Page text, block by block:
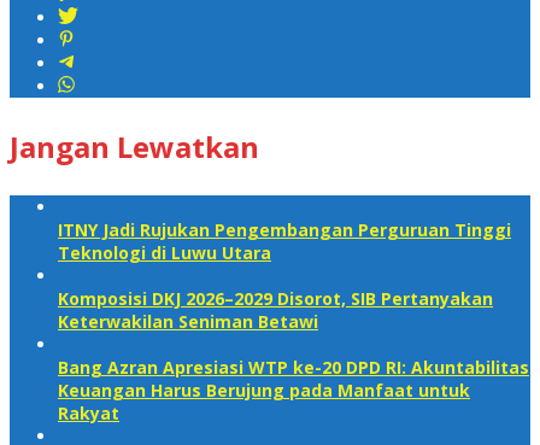
Jangan Lewatkan
ITNY Jadi Rujukan Pengembangan Perguruan Tinggi
Teknologi di Luwu Utara
Komposisi DKJ 2026–2029 Disorot, SIB Pertanyakan
Keterwakilan Seniman Betawi
Bang Azran Apresiasi WTP ke-20 DPD RI: Akuntabilitas
Keuangan Harus Berujung pada Manfaat untuk
Rakyat